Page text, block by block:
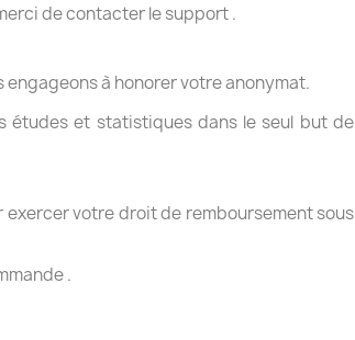
de contacter le support .
à honorer votre anonymat.
études et statistiques dans le seul but de
votre droit de remboursement sous
.